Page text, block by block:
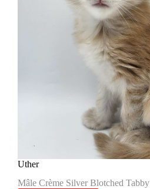
Uther
Mâle Crème Silver Blotched Tabby